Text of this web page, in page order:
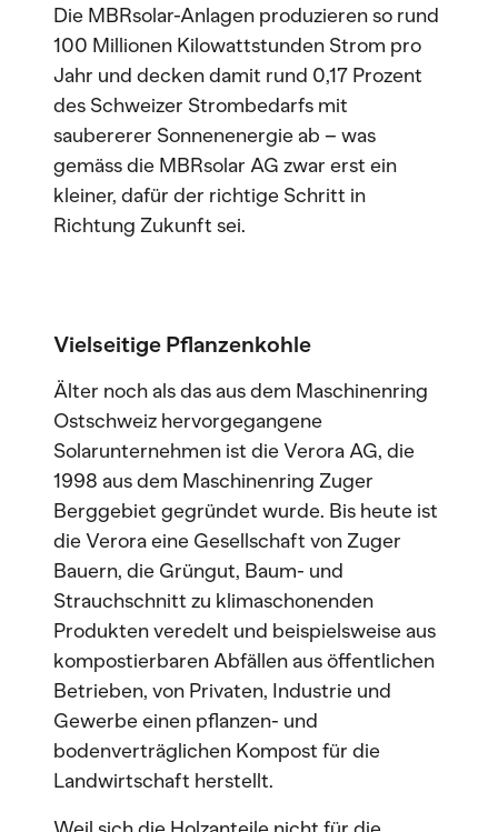
Die MBRsolar-Anlagen produzieren so rund
100 Millionen Kilowattstunden Strom pro
Jahr und decken damit rund 0,17 Prozent
des Schweizer Strombedarfs mit
saubererer Sonnenenergie ab – was
gemäss die MBRsolar AG zwar erst ein
kleiner, dafür der richtige Schritt in
Richtung Zukunft sei.
Vielseitige Pflanzenkohle
Älter noch als das aus dem Maschinenring
Ostschweiz hervorgegangene
Solarunternehmen ist die Verora AG, die
1998 aus dem Maschinenring Zuger
Berggebiet gegründet wurde. Bis heute ist
die Verora eine Gesellschaft von Zuger
Bauern, die Grüngut, Baum- und
Strauchschnitt zu klimaschonenden
Produkten veredelt und beispielsweise aus
kompostierbaren Abfällen aus öffentlichen
Betrieben, von Privaten, Industrie und
Gewerbe einen pflanzen- und
bodenverträglichen Kompost für die
Landwirtschaft herstellt.